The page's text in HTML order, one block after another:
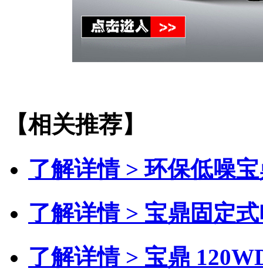
【相关推荐】
了解详情 >环保低噪
了解详情 > 宝鼎固定
了解详情 > 宝鼎